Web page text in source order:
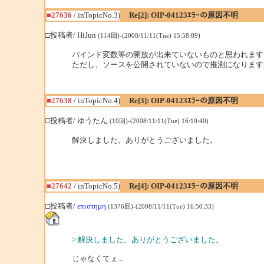
■27636 / inTopicNo.3) Re[2]: OIP-04123ｴﾗｰの原因不明
□投稿者/ HiJun (114回)-(2008/11/11(Tue) 15:58:09)
バインド変数等の開放が出来ていないものと思われま
ただし、ソースを公開されていないので推測になります
■27638 / inTopicNo.4) Re[3]: OIP-04123ｴﾗｰの原因不明
□投稿者/ ゆうたん (10回)-(2008/11/11(Tue) 16:10:40)
解決しました。ありがとうございました。
■27642 / inTopicNo.5) Re[4]: OIP-04123ｴﾗｰの原因不明
□投稿者/ επιστημη (1376回)-(2008/11/11(Tue) 16:50:33)
> 解決しました。ありがとうございました。
じゃなくてぇ...